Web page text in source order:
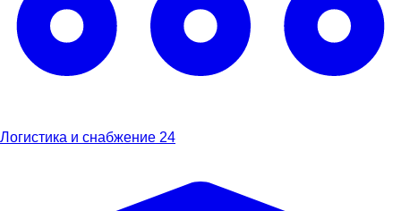
Логистика и снабжение 24